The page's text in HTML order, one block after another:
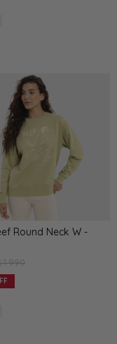
Round Neck W -
1.990